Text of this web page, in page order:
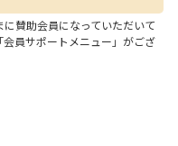
賛助会員になっていただいて
員サポートメニュー」がござ